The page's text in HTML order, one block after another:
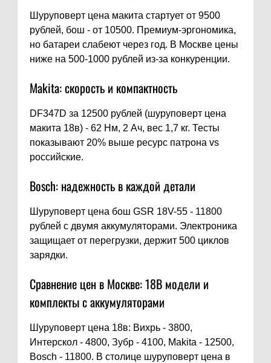
Шуруповерт цена макита стартует от 9500
рублей, бош - от 10500. Премиум-эргономика,
но батареи слабеют через год. В Москве цены
ниже на 500-1000 рублей из-за конкуренции.
Makita: скорость и компактность
DF347D за 12500 рублей (шуруповерт цена
макита 18в) - 62 Нм, 2 Ач, вес 1,7 кг. Тесты
показывают 20% выше ресурс патрона vs
российские.
Bosch: надежность в каждой детали
Шуруповерт цена бош GSR 18V-55 - 11800
рублей с двумя аккумуляторами. Электроника
защищает от перегрузки, держит 500 циклов
зарядки.
Сравнение цен в Москве: 18В модели и
комплекты с аккумуляторами
Шуруповерт цена 18в: Вихрь - 3800,
Интерскол - 4800, Зубр - 4100, Makita - 12500,
Bosch - 11800. В столице шуруповерт цена в